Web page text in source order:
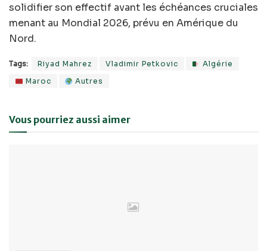
solidifier son effectif avant les échéances cruciales
menant au Mondial 2026, prévu en Amérique du
Nord.
Tags: Riyad Mahrez Vladimir Petkovic
Algérie
Maroc
Autres
Vous pourriez aussi aimer